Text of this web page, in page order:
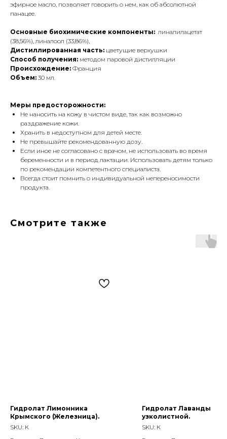
эфирное масло, позволяет говорить о нем, как об абсолютной
панацее.
Основные биохимические компоненты: линалилацетат
(38,56%), линалоол (33,86%),
Дистиллированная часть: цветущие верхушки
Способ получения: методом паровой дистилляции
Происхождение: Франция
Объем: 30 мл.
Меры предосторожности:
Не наносить на кожу в чистом виде, так как возможно
раздражение кожи.
Хранить в недоступном для детей месте.
Не превышайте рекомендованную дозу.
Если иное не согласовано с врачом, не использовать во время
беременности и в период лактации. Использовать детям только
по рекомендации компетентного специалиста.
Всегда стоит помнить о индивидуальной непереносимости
продукта.
Смотрите также
Гидролат Лимонника
Крымского (Железница).
SKU: К
Гидролат Лаванды
узколистной.
SKU: К